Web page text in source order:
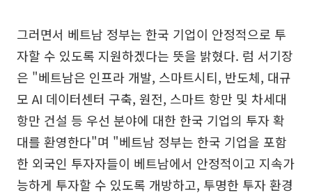
그러면서 베트남 정부는 한국 기업이 안정적으로 투
자할 수 있도록 지원하겠다는 뜻을 밝혔다. 럼 서기장
은 "베트남은 인프라 개발, 스마트시티, 반도체, 대규
모 AI 데이터센터 구축, 원전, 스마트 항만 및 차세대
항만 건설 등 우선 분야에 대한 한국 기업의 투자 확
대를 환영한다"며 "베트남 정부는 한국 기업을 포함
한 외국인 투자자들이 베트남에서 안정적이고 지속가
능하게 투자할 수 있도록 개방하고, 투명한 투자 환경